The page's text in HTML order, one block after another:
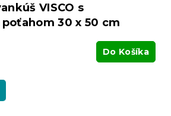
VISCO s
30 x 50 cm
Do Košíka